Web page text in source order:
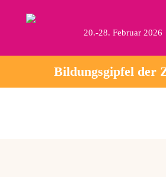
20.-28. Februar 2026
Bildungsgipfel der